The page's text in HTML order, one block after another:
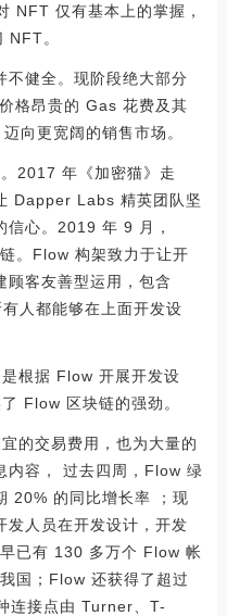
NFT 仅有基本上的掌握，
。
不健全。现阶段绝大部分
格昂贵的 Gas 花费及其
向更宽阔的销售市场。
2017 年《加密猫》走
Dapper Labs 精英团队坚
信心。2019 年 9 月，
。Flow 构架致力于让开
顾客友善型运用，包含
人都能够在上面开发设
根据 Flow 开展开发设
Flow 区块链的强劲。
的交易费用，也为大量的
内容， 过去四周，Flow 绿
20% 的同比增长率 ；现
人员在开发设计，开发
已有 130 多万个 Flow 帐
国；Flow 还获得了超过
连接点由 Turner、T-